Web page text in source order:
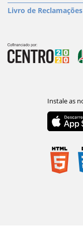
Livro de Reclamações